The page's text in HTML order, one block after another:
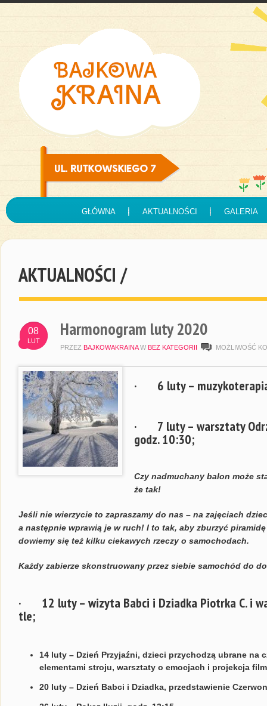
GŁÓWNA AKTUALNOŚCI GALERIA
AKTUALNOŚCI /
08
LUT
Harmonogram luty 2020
PRZEZ BAJKOWAKRAINA W BEZ KATEGORII MOŻLIWOŚĆ
· 6 luty –
· 7 luty – warsztaty
godz. 10:30;
Czy nadmuchany balon może
że tak!
Jeśli nie wierzycie to zapraszamy do nas – na zajęciach
a następnie wprawią je w ruch! I to tak, aby zburzyć
dowiemy się też kilku ciekawych rzeczy o samochodach.
Każdy zabierze skonstruowany przez siebie samochód do
· 12 luty – wizyta Babci i Dziadka Piotrka C. i
tle;
14 luty – Dzień Przyjaźni, dzieci przychodzą ubrane na
elementami stroju, warsztaty o emocjach i projekcja
20 luty – Dzień Babci i Dziadka, przedstawienie